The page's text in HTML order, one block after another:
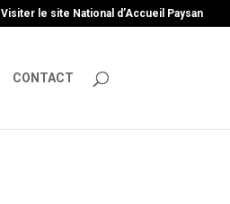
Visiter le site National d’Accueil Paysan
CONTACT